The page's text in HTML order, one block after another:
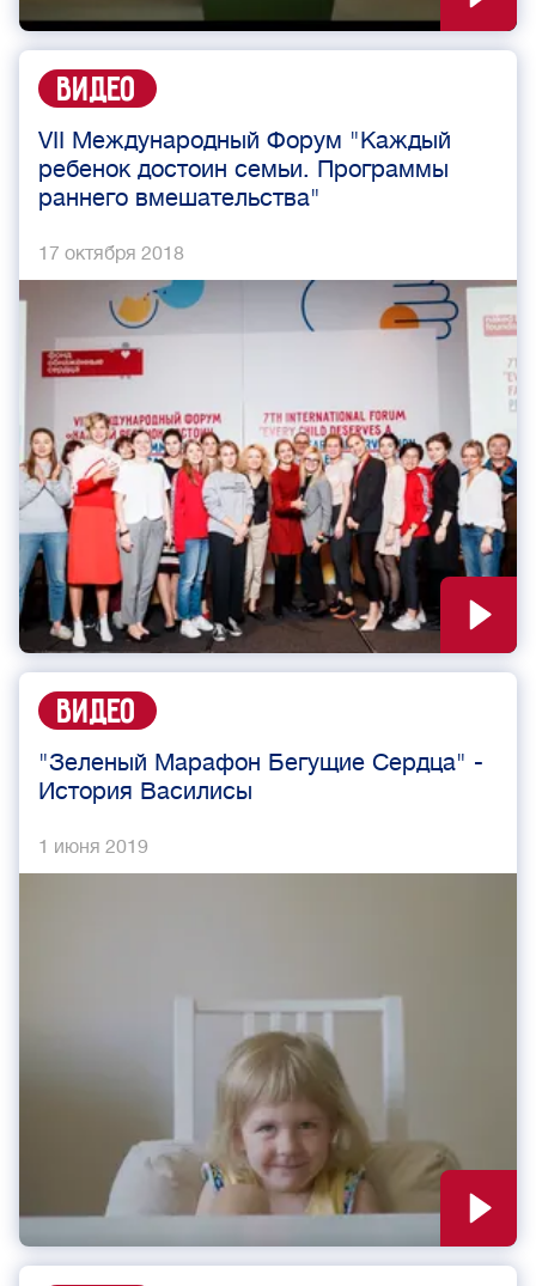
Видео
VII Международный Форум "Каждый
ребенок достоин семьи. Программы
раннего вмешательства"
17 октября 2018
Видео
"Зеленый Марафон Бегущие Сердца" -
История Василисы
1 июня 2019